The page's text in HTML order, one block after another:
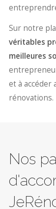
Sur notre
véritables
meilleures
et à accéder
rénovations.
Nos